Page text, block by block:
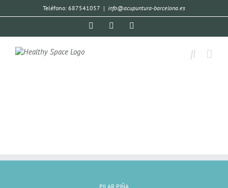
Teléfono: 687541057 | info@acupuntura-barcelona.es
PILAR PIÑA